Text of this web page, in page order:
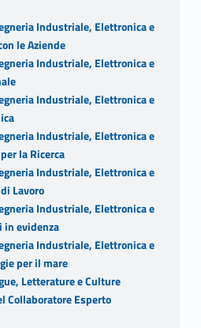
Industriale, Elettronica e
le Aziende
Industriale, Elettronica e
Industriale, Elettronica e
Industriale, Elettronica e
la Ricerca
Industriale, Elettronica e
Lavoro
Industriale, Elettronica e
in evidenza
Industriale, Elettronica e
per il mare
Letterature e Culture
Collaboratore Esperto